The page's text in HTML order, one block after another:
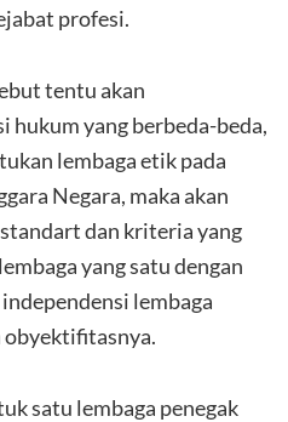
profesi.
tentu akan
hukum yang berbeda-beda,
lembaga etik pada
Negara, maka akan
dan kriteria yang
yang satu dengan
lembaga
satu lembaga penegak